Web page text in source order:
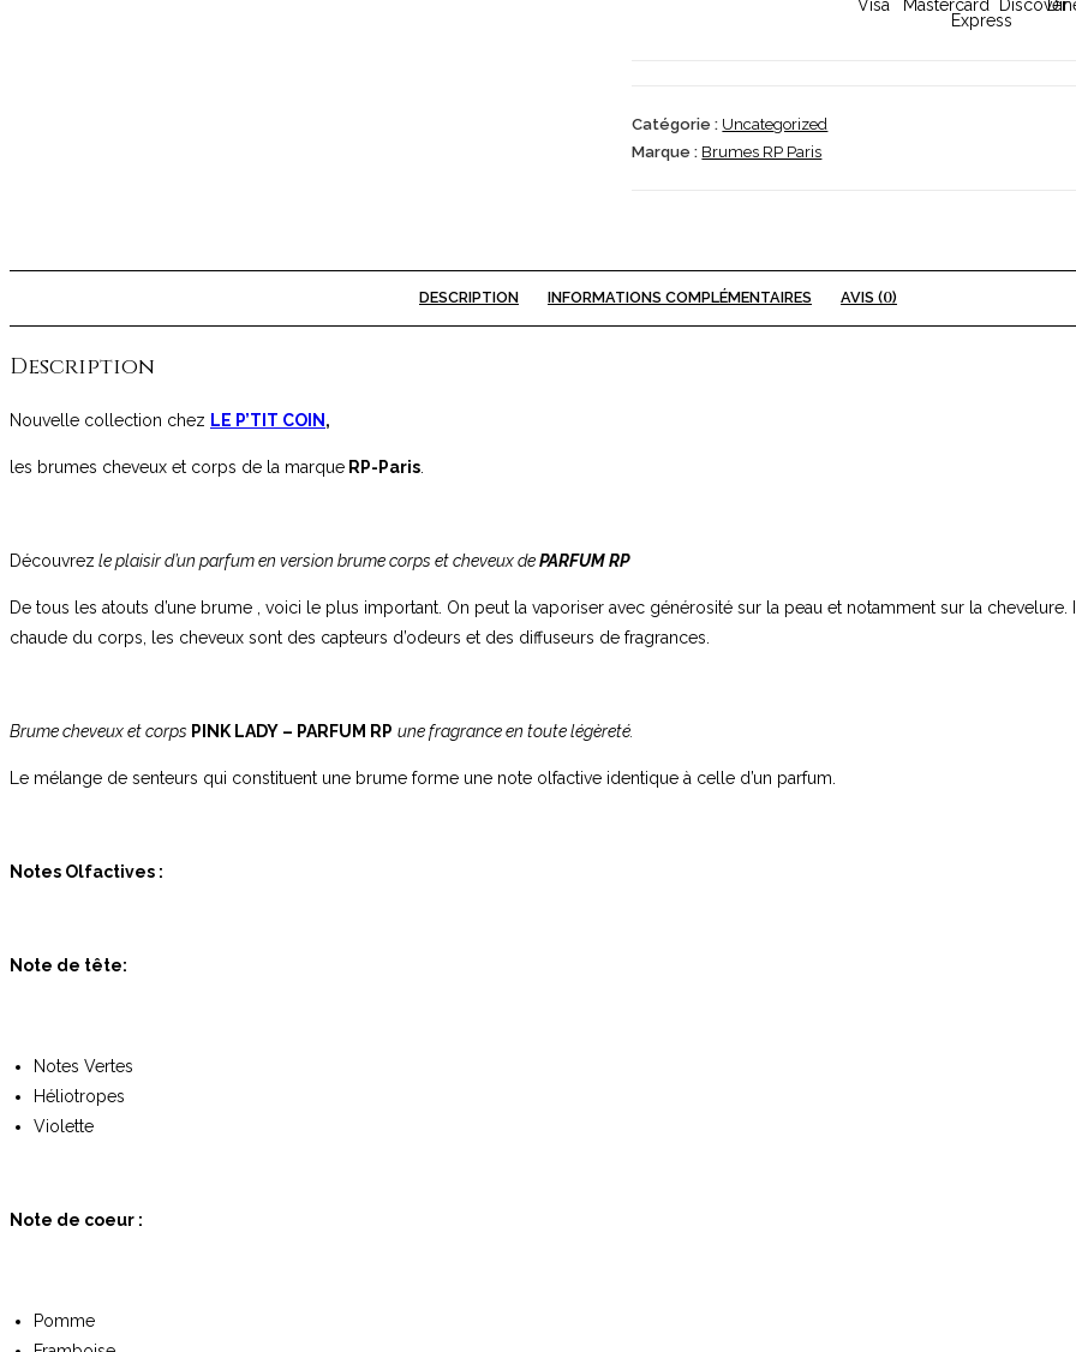
Catégorie : Uncategorized
Marque : Brumes RP Paris
DESCRIPTION INFORMATIONS COMPLÉMENTAIRES AVIS (0)
Description
Nouvelle collection chez LE P’TIT COIN ,
les brumes cheveux et corps de la marque RP-Paris
Découvrez le plaisir d’un parfum en version brume corps et cheveux dePARFUM RP
De tous les atouts d’une brume , voici le plus important. On peut la vaporiser avec générosité sur la peau et notamment sur la
chaude du corps, les cheveux sont des capteurs d’odeurs et des diffuseurs de fragrances.
Brume cheveux et corps PINK LADY – PARFUM RP une fragrance en toute légèreté.
Le mélange de senteurs qui constituent une brume forme une note olfactive identique à celle d’un parfum.
Notes Olfactives :
Note de tête:
Notes Vertes
Héliotropes
Violette
Note de coeur :
Pomme